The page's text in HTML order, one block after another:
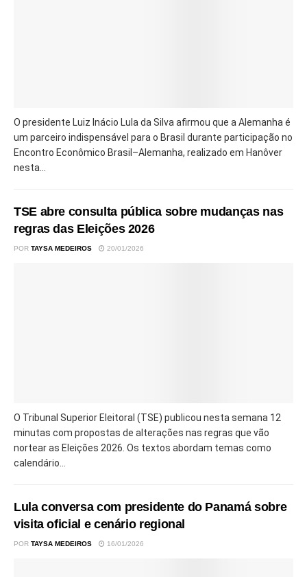
O presidente Luiz Inácio Lula da Silva afirmou que a Alemanha é
um parceiro indispensável para o Brasil durante participação no
Encontro Econômico Brasil–Alemanha, realizado em Hanôver
nesta...
TSE abre consulta pública sobre mudanças nas
regras das Eleições 2026
POR TAYSA MEDEIROS 20/01/2026
O Tribunal Superior Eleitoral (TSE) publicou nesta semana 12
minutas com propostas de alterações nas regras que vão
nortear as Eleições 2026. Os textos abordam temas como
calendário...
Lula conversa com presidente do Panamá sobre
visita oficial e cenário regional
POR TAYSA MEDEIROS 16/01/2026